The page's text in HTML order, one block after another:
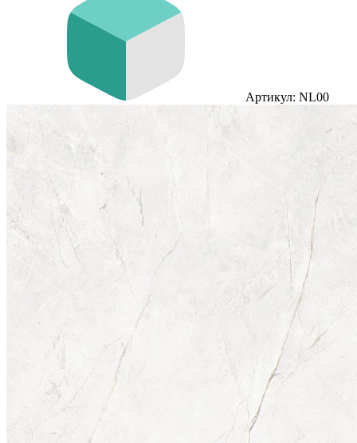
Артикул: NL00